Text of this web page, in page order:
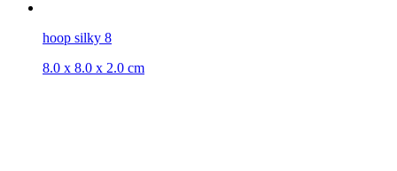
hoop silky 8
8.0 x 8.0 x 2.0 cm